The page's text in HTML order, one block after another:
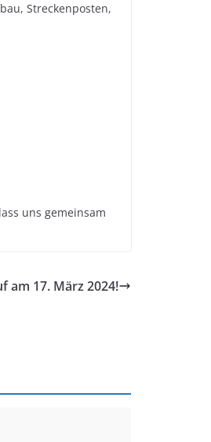
Streckenposten,
uns gemeinsam
am 17. März 2024!